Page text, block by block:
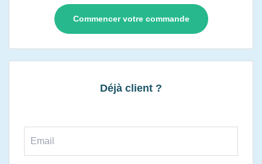
Commencer votre commande
Déjà client ?